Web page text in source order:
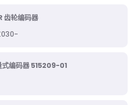
齿轮编码器
式编码器 515209-01